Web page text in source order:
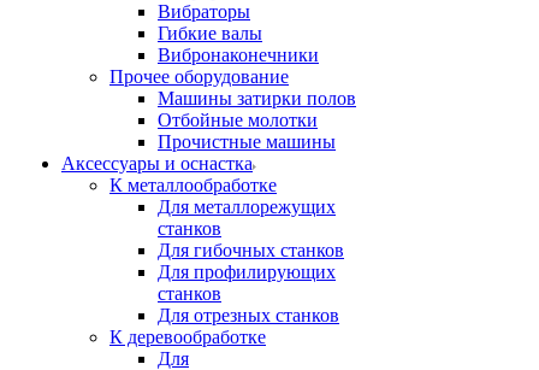
Вибраторы
Гибкие валы
Вибронаконечники
Прочее оборудование
Машины затирки полов
Отбойные молотки
Прочистные машины
Аксeccyapы и оснастка
К металлообработке
Для металлорежущих
станков
Для гибочных станков
Для профилирующих
станков
Для отрезных станков
К деревообработке
Для